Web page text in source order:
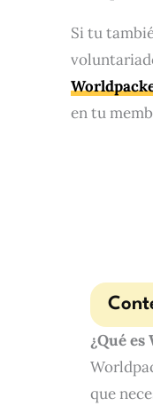
Si tu
en tu
¿Qué
que